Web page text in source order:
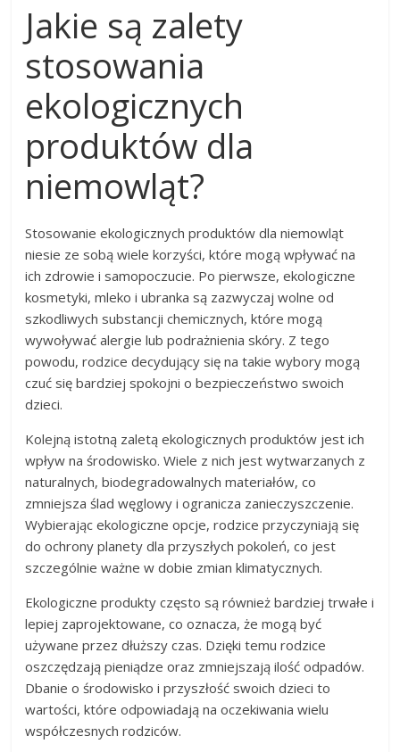
Jakie są zalety
stosowania
ekologicznych
produktów dla
niemowląt?
Stosowanie ekologicznych produktów dla niemowląt
niesie ze sobą wiele korzyści, które mogą wpływać na
ich zdrowie i samopoczucie. Po pierwsze, ekologiczne
kosmetyki, mleko i ubranka są zazwyczaj wolne od
szkodliwych substancji chemicznych, które mogą
wywoływać alergie lub podrażnienia skóry. Z tego
powodu, rodzice decydujący się na takie wybory mogą
czuć się bardziej spokojni o bezpieczeństwo swoich
dzieci.
Kolejną istotną zaletą ekologicznych produktów jest ich
wpływ na środowisko. Wiele z nich jest wytwarzanych z
naturalnych, biodegradowalnych materiałów, co
zmniejsza ślad węglowy i ogranicza zanieczyszczenie.
Wybierając ekologiczne opcje, rodzice przyczyniają się
do ochrony planety dla przyszłych pokoleń, co jest
szczególnie ważne w dobie zmian klimatycznych.
Ekologiczne produkty często są również bardziej trwałe i
lepiej zaprojektowane, co oznacza, że mogą być
używane przez dłuższy czas. Dzięki temu rodzice
oszczędzają pieniądze oraz zmniejszają ilość odpadów.
Dbanie o środowisko i przyszłość swoich dzieci to
wartości, które odpowiadają na oczekiwania wielu
współczesnych rodziców.